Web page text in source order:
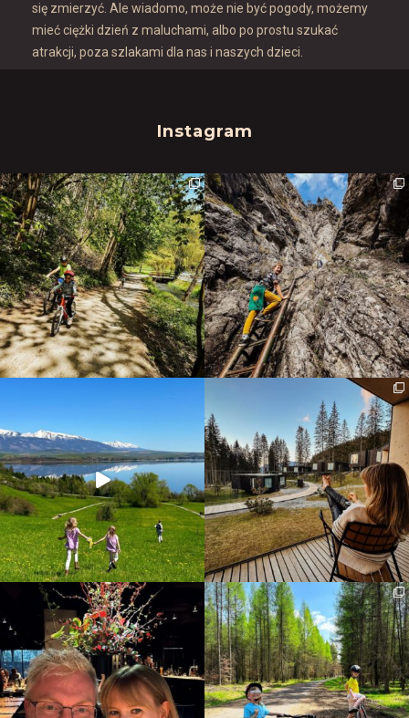
się zmierzyć. Ale wiadomo, może nie być pogody, możemy
mieć ciężki dzień z maluchami, albo po prostu szukać
atrakcji, poza szlakami dla nas i naszych dzieci.
Instagram